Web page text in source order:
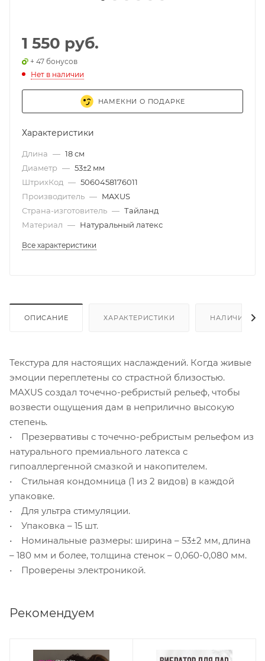
1 550 руб.
+ 47 бонусов
Нет в наличии
НАМЕКНИ О ПОДАРКЕ
Характеристики
Длина — 18 см
Диаметр — 53±2 мм
ШтрихКод — 5060458176011
Производитель — MAXUS
Страна-изготовитель — Тайланд
Материал — Натуральный латекс
Все характеристики
ОПИСАНИЕ ХАРАКТЕРИСТИКИ НАЛИЧИЕ
Текстура для настоящих наслаждений. Когда живые
эмоции переплетены со страстной близостью.
MAXUS создал точечно-ребристый рельеф, чтобы
возвести ощущения дам в неприлично высокую
степень.
• Презервативы с точечно-ребристым рельефом из
натурального премиального латекса с
гипоаллергенной смазкой и накопителем.
• Стильная кондомница (1 из 2 видов) в каждой
упаковке.
• Для ультра стимуляции.
• Упаковка – 15 шт.
• Номинальные размеры: ширина – 53±2 мм, длина
– 180 мм и более, толщина стенок – 0,060-0,080 мм.
• Проверены электроникой.
Рекомендуем